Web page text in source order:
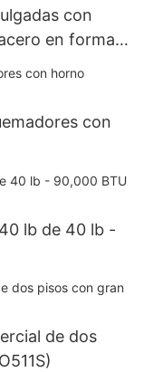
con
en forma
con
lb de 40 lb -
de dos